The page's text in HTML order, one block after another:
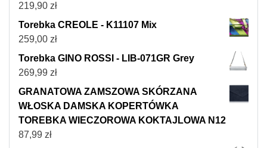
219,90 zł
Torebka CREOLE - K11107 Mix
259,00 zł
Torebka GINO ROSSI - LIB-071GR Grey
269,99 zł
GRANATOWA ZAMSZOWA SKÓRZANA
WŁOSKA DAMSKA KOPERTÓWKA
TOREBKA WIECZOROWA KOKTAJLOWA N12
87,99 zł